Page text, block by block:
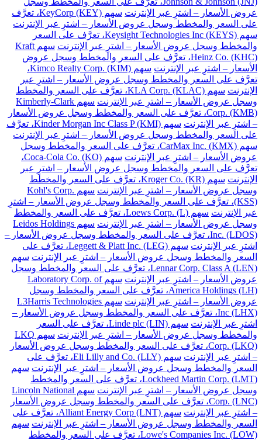
عروض الأسعار – اشترِ عبر الإنترنت
سهم KeyCorp (KEY)، تعرَّف
على السعر والمخطط وسجل عروض الأسعار – اشترِ عبر الإنترنت
سهم Keysight Technologies Inc (KEYS)، تعرَّف على السعر
والمخطط وسجل عروض الأسعار – اشترِ عبر الإنترنت
سهم Kraft
Heinz Co. (KHC)، تعرَّف على السعر والمخطط وسجل عروض
الأسعار – اشترِ عبر الإنترنت
سهم Kimco Realty Corp. (KIM)،
تعرَّف على السعر والمخطط وسجل عروض الأسعار – اشترِ عبر
الإنترنت
سهم KLA Corp. (KLAC)، تعرَّف على السعر والمخطط
وسجل عروض الأسعار – اشترِ عبر الإنترنت
سهم Kimberly-Clark
Corp. (KMB)، تعرَّف على السعر والمخطط وسجل عروض الأسعار
– اشترِ عبر الإنترنت
سهم Kinder Morgan Inc Class P (KMI)، تعرَّف
على السعر والمخطط وسجل عروض الأسعار – اشترِ عبر الإنترنت
سهم CarMax Inc. (KMX)، تعرَّف على السعر والمخطط وسجل
عروض الأسعار – اشترِ عبر الإنترنت
سهم Coca-Cola Co. (KO)،
تعرَّف على السعر والمخطط وسجل عروض الأسعار – اشترِ عبر
الإنترنت
سهم Kroger Co. (KR)، تعرَّف على السعر والمخطط
وسجل عروض الأسعار – اشترِ عبر الإنترنت
سهم Kohl's Corp.
(KSS)، تعرَّف على السعر والمخطط وسجل عروض الأسعار – اشترِ
عبر الإنترنت
سهم Loews Corp. (L)، تعرَّف على السعر والمخطط
وسجل عروض الأسعار – اشترِ عبر الإنترنت
سهم Leidos Holdings
Inc. (LDOS)، تعرَّف على السعر والمخطط وسجل عروض الأسعار –
اشترِ عبر الإنترنت
سهم Leggett & Platt Inc. (LEG)، تعرَّف على
السعر والمخطط وسجل عروض الأسعار – اشترِ عبر الإنترنت سهم
Lennar Corp. Class A (LEN)، تعرَّف على السعر والمخطط وسجل
عروض الأسعار – اشترِ عبر الإنترنت
سهم Laboratory Corp. of
America Holdings (LH)، تعرَّف على السعر والمخطط وسجل
عروض الأسعار – اشترِ عبر الإنترنت
سهم L3Harris Technologies
Inc (LHX)، تعرَّف على السعر والمخطط وسجل عروض الأسعار –
اشترِ عبر الإنترنت
سهم Linde plc (LIN)، تعرَّف على السعر
والمخطط وسجل عروض الأسعار – اشترِ عبر الإنترنت
سهم LKQ
Corp. (LKQ)، تعرَّف على السعر والمخطط وسجل عروض الأسعار
– اشترِ عبر الإنترنت
سهم Eli Lilly and Co. (LLY)، تعرَّف على
السعر والمخطط وسجل عروض الأسعار – اشترِ عبر الإنترنت سهم
Lockheed Martin Corp. (LMT)، تعرَّف على السعر والمخطط
وسجل عروض الأسعار – اشترِ عبر الإنترنت
سهم Lincoln National
Corp. (LNC)، تعرَّف على السعر والمخطط وسجل عروض الأسعار
– اشترِ عبر الإنترنت
سهم Alliant Energy Corp (LNT)، تعرَّف على
السعر والمخطط وسجل عروض الأسعار – اشترِ عبر الإنترنت سهم
Lowe's Companies Inc. (LOW)، تعرَّف على السعر والمخطط